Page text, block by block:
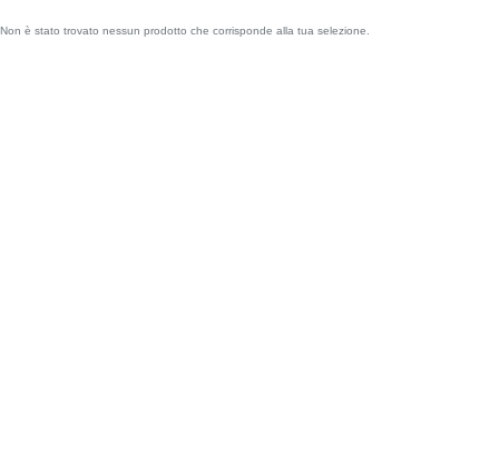
Non è stato trovato nessun prodotto che corrisponde alla tua selezione.